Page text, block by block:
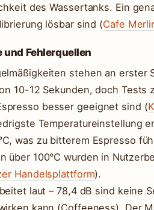
des Wassertanks. Ein
lösbar sind (Cafe
und Fehlerquellen
stehen an erster
10-12 Sekunden, doch Tests
besser geeignet sind (
Temperatureinstellung
was zu bitterem Espresso
über 100°C wurden in
Handelsplattform).
laut – 78,4 dB sind keine
kann (Coffeeness). Der